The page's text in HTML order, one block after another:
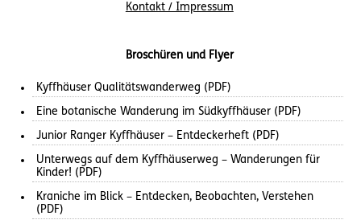
Kontakt / Impressum
Broschüren und Flyer
Kyffhäuser Qualitätswanderweg (PDF)
Eine botanische Wanderung im Südkyffhäuser (PDF)
Junior Ranger Kyffhäuser – Entdeckerheft (PDF)
Unterwegs auf dem Kyffhäuserweg – Wanderungen für
Kinder! (PDF)
Kraniche im Blick – Entdecken, Beobachten, Verstehen
(PDF)